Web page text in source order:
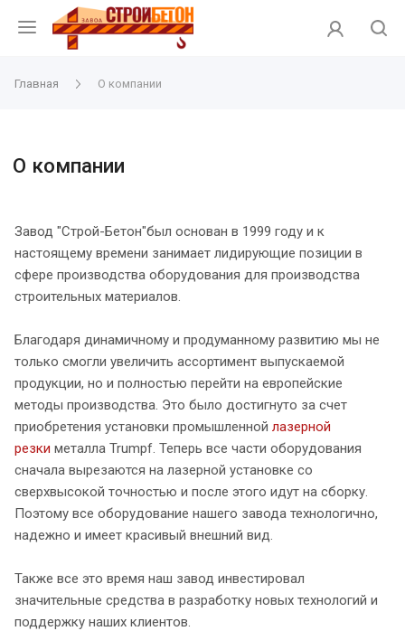
Главная О компании
О компании
Завод "Строй-Бетон"был основан в 1999 году и к
настоящему времени занимает лидирующие позиции в
сфере производства оборудования для производства
строительных материалов.
Благодаря динамичному и продуманному развитию мы не
только смогли увеличить ассортимент выпускаемой
продукции, но и полностью перейти на европейские
методы производства. Это было достигнуто за счет
приобретения установки промышленной лазерной
резки металла Trumpf. Теперь все части оборудования
сначала вырезаются на лазерной установке со
сверхвысокой точностью и после этого идут на сборку.
Поэтому все оборудование нашего завода технологично,
надежно и имеет красивый внешний вид.
Также все это время наш завод инвестировал
значительные средства в разработку новых технологий и
поддержку наших клиентов.